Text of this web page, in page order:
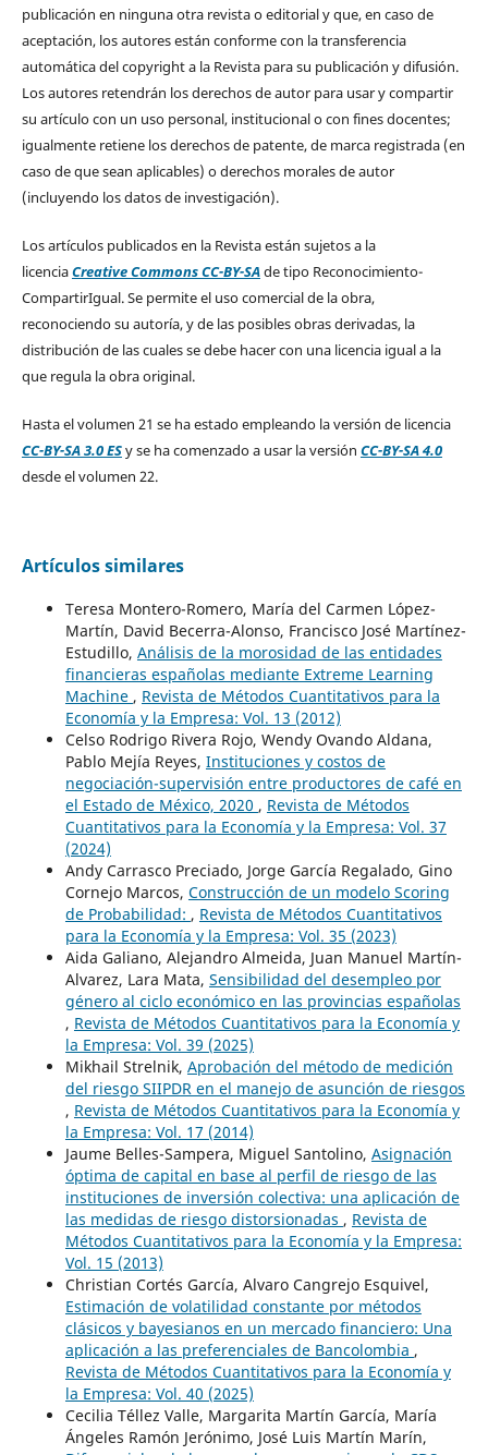
publicación en ninguna otra revista o editorial y que, en caso de
aceptación, los autores están conforme con la transferencia
automática del copyright a la Revista para su publicación y difusión.
Los autores retendrán los derechos de autor para usar y compartir
su artículo con un uso personal, institucional o con fines docentes;
igualmente retiene los derechos de patente, de marca registrada (en
caso de que sean aplicables) o derechos morales de autor
(incluyendo los datos de investigación).
Los artículos publicados en la Revista están sujetos a la
licenciaCreative Commons CC-BY-SAde tipo Reconocimiento-
CompartirIgual. Se permite el uso comercial de la obra,
reconociendo su autoría, y de las posibles obras derivadas, la
distribución de las cuales se debe hacer con una licencia igual a la
que regula la obra original.
Hasta el volumen 21 se ha estado empleando la versión de licencia
CC-BY-SA 3.0 ESy se ha comenzado a usar la versión CC-BY-SA 4.0
desde el volumen 22.
Artículos similares
Teresa Montero-Romero, María del Carmen López-
Martín, David Becerra-Alonso, Francisco José Martínez-
Estudillo, Análisis de la morosidad de las entidades
financieras españolas mediante Extreme Learning
Machine , Revista de Métodos Cuantitativos para la
Economía y la Empresa: Vol. 13 (2012)
Celso Rodrigo Rivera Rojo, Wendy Ovando Aldana,
Pablo Mejía Reyes, Instituciones y costos de
negociación-supervisión entre productores de café en
el Estado de México, 2020 , Revista de Métodos
Cuantitativos para la Economía y la Empresa: Vol. 37
(2024)
Andy Carrasco Preciado, Jorge García Regalado, Gino
Cornejo Marcos, Construcción de un modelo Scoring
de Probabilidad: , Revista de Métodos Cuantitativos
para la Economía y la Empresa: Vol. 35 (2023)
Aida Galiano, Alejandro Almeida, Juan Manuel Martín-
Alvarez, Lara Mata, Sensibilidad del desempleo por
género al ciclo económico en las provincias españolas
, Revista de Métodos Cuantitativos para la Economía y
la Empresa: Vol. 39 (2025)
Mikhail Strelnik, Aprobación del método de medición
del riesgo SIIPDR en el manejo de asunción de riesgos
, Revista de Métodos Cuantitativos para la Economía y
la Empresa: Vol. 17 (2014)
Jaume Belles-Sampera, Miguel Santolino, Asignación
óptima de capital en base al perfil de riesgo de las
instituciones de inversión colectiva: una aplicación de
las medidas de riesgo distorsionadas , Revista de
Métodos Cuantitativos para la Economía y la Empresa:
Vol. 15 (2013)
Christian Cortés García, Alvaro Cangrejo Esquivel,
Estimación de volatilidad constante por métodos
clásicos y bayesianos en un mercado financiero: Una
aplicación a las preferenciales de Bancolombia ,
Revista de Métodos Cuantitativos para la Economía y
la Empresa: Vol. 40 (2025)
Cecilia Téllez Valle, Margarita Martín García, María
Ángeles Ramón Jerónimo, José Luis Martín Marín,